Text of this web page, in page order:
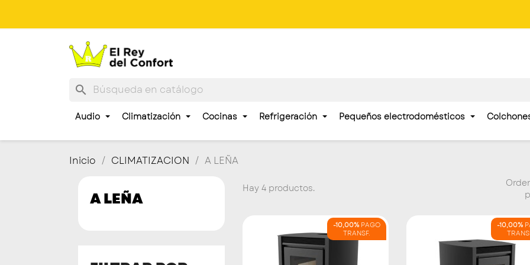
search
Audio Climatización Cocinas Refrigeración Pequeños electrodomésticos
Inicio CLIMATIZACION A LEÑA
A LEÑA Hay 4 productos.
-10,00%PAGO
TRANSF.
-10,00%